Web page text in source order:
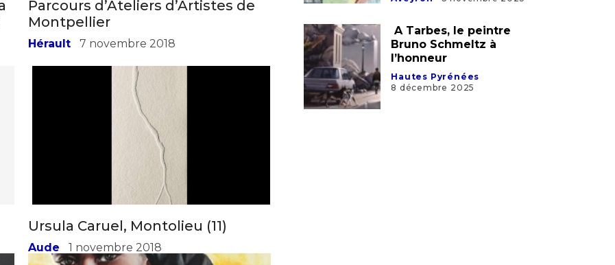
Parcours d’Ateliers d’Artistes de
Montpellier
Ursula Caruel, Montolieu (11)
Aude 1 novembre 2018
A Tarbes, le peintre
Bruno Schmeltz à
l’honneur
Hautes Pyrénées